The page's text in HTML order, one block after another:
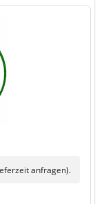
anfragen).